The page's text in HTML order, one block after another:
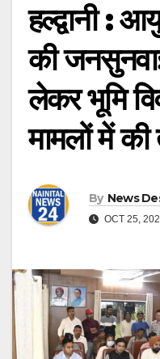
हल्द्वानी :
की
लेकर भूमि
मामलों में की
By News
OCT 25,